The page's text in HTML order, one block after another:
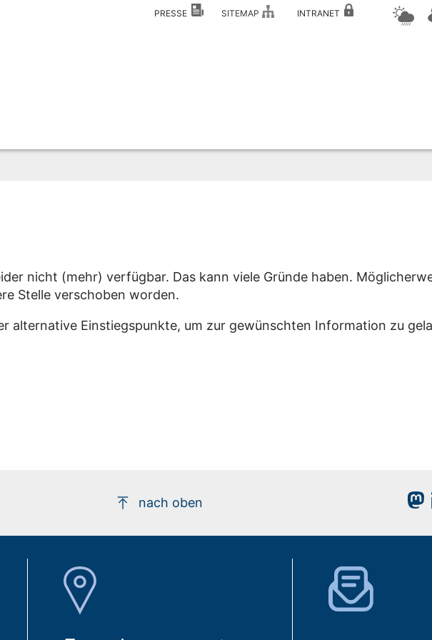
PRESSE SITEMAP INTRANET
nicht (mehr) verfügbar. Das kann viele Gründe haben.
Stelle verschoben worden.
alternative Einstiegspunkte, um zur gewünschten Information zu
nach oben